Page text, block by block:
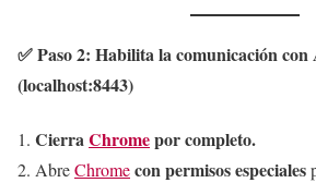
✅ Paso 2: Habilita la comunicación
(localhost:8443)
CierraChromepor completo.
AbreChromecon permisos especiales